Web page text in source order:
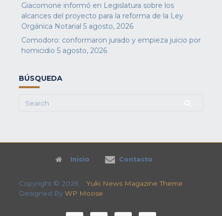
Giacomone informó en Legislatura sobre los
alcances del proyecto para la reforma de la Ley
Orgánica Notarial 5 agosto, 2026
Comodoro: conformaron jurado y empieza juicio por
homicidio 5 agosto, 2026
BÚSQUEDA
Search
Inicio Contacto
Copyright © 2026 Yuki News Magazine Theme
Designed By WP Moose